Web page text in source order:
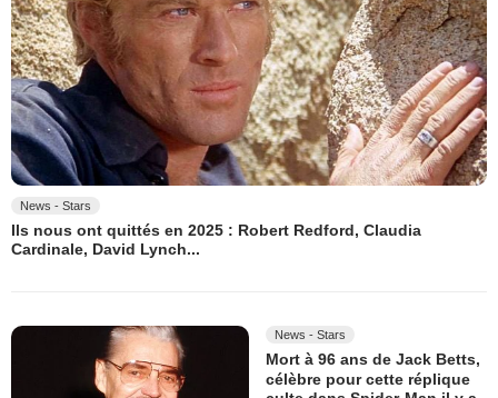
News - Stars
Ils nous ont quittés en 2025 : Robert Redford, Claudia
Cardinale, David Lynch...
News - Stars
Mort à 96 ans de Jack Betts,
célèbre pour cette réplique